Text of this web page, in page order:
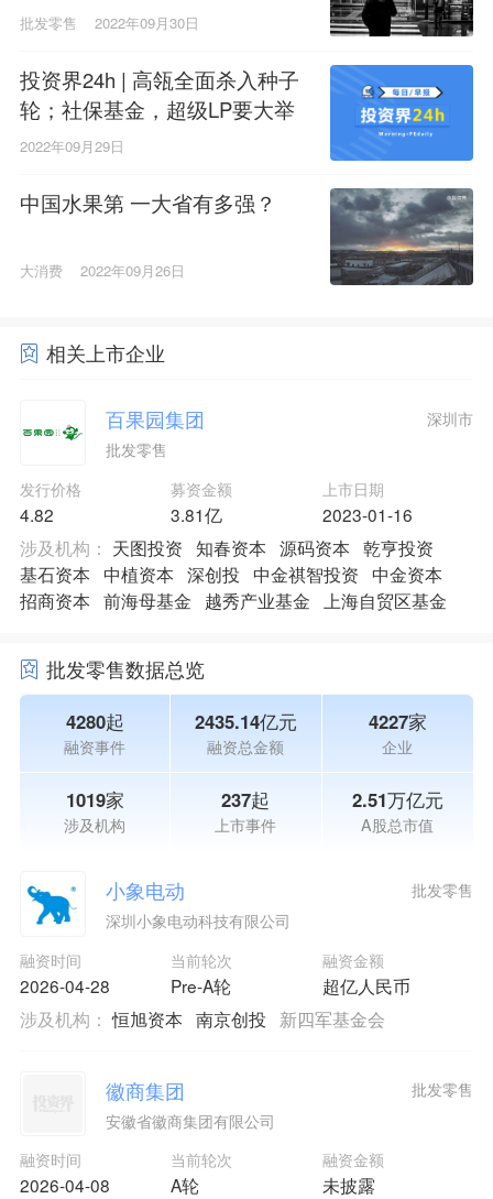
批发零售 2022年09月30日
投资界24h | 高瓴全面杀入种子
轮；社保基金，超级LP要大举
进场了；10月1日下架所有水果
2022年09月29日
中国水果第 一大省有多强？
大消费 2022年09月26日
相关上市企业
百果园集团
批发零售
深圳市
发行价格
4.82
募资金额
3.81亿
上市日期
2023-01-16
涉及机构： 天图投资 知春资本 源码资本 乾亨投资
基石资本
中植资本 深创投 中金祺智投资
中金资本
招商资本 前海母基金 越秀产业基金 上海自贸区基金
批发零售数据总览
4280起
融资事件
2435.14亿元
融资总金额
4227家
企业
1019家
涉及机构
237起
上市事件
2.51万亿元
A股总市值
小象电动
深圳小象电动科技有限公司
融资时间
2026-04-28
当前轮次
Pre-A轮
融资金额
超亿人民币
批发零售
涉及机构：恒旭资本 南京创投 新四军基金会
徽商集团
安徽省徽商集团有限公司
融资时间
2026-04-08
当前轮次
A轮
融资金额
未披露
批发零售